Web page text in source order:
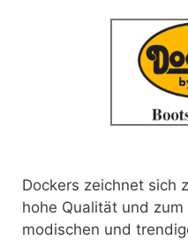
Dockers zeichnet sich
hohe Qualität und
modischen und